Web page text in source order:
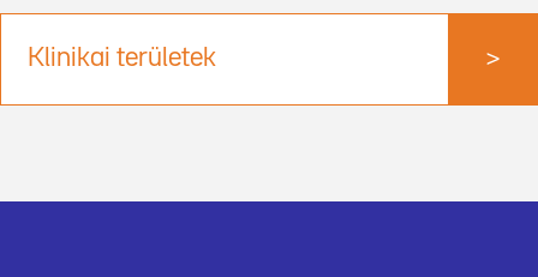
Klinikai területek >